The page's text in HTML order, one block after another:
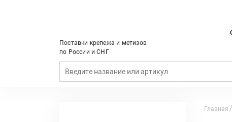
Поставки крепежа и метизов
по России и СНГ
Главная